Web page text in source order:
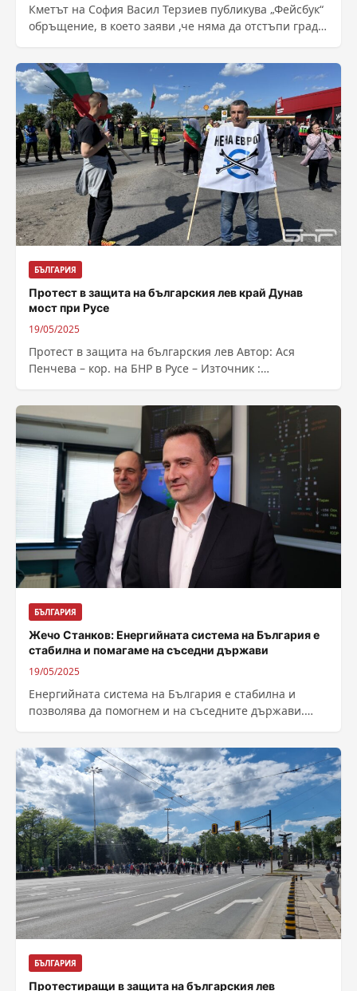
Кметът на София Васил Терзиев публикува „Фейсбук“
обръщение, в което заяви ,че няма да отстъпи града
БЪЛГАРИЯ
Протест в защита на българския лев край Дунав
мост при Русе
19/05/2025
Протест в защита на българския лев Автор: Ася
Пенчева – кор. на БНР в Русе – Източник :
balgarskia-lev-krai-dunav-most-pri-ruse
БЪЛГАРИЯ
Жечо Станков: Енергийната система на България е
стабилна и помагаме на съседни държави
19/05/2025
Енергийната система на България е стабилна и
позволява да помогнем и на съседните държави.
БЪЛГАРИЯ
Протестиращи в защита на българския лев